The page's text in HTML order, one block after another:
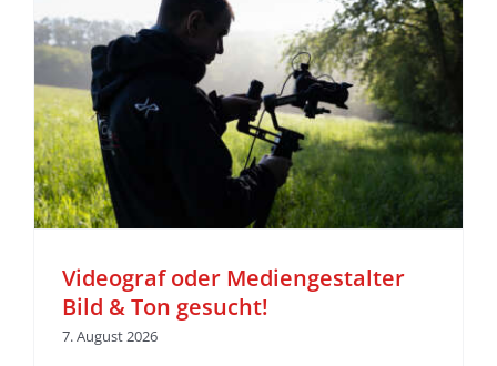
Videograf oder Mediengestalter
Bild & Ton gesucht!
7. August 2026